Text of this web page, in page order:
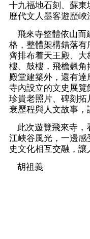
十九福地石刻、蘇
歷代文人墨客遊歷
飛來寺整體依山而
格，整體架構錯落
齊排布着天王殿、
樓、鼓樓，飛檐翹
殿堂建築外，還有
寺內設立的文史展
珍貴老照片、碑刻
衰歷程與人文故事，
此次遊覽飛來寺，
江峽谷風光，一邊
史文化相互交融，讓
胡祖義